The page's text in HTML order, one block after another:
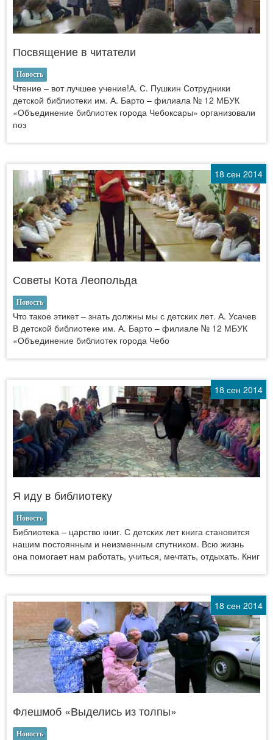
Посвящение в читатели
Новость
Чтение – вот лучшее учение!А. С. Пушкин Сотрудники
детской библиотеки им. А. Барто – филиала № 12 МБУК
«Объединение библиотек города Чебоксары» организовали
поз
18 сен 2014
Советы Кота Леопольда
Новость
Что такое этикет – знать должны мы с детских лет. А. Усачев
В детской библиотеке им. А. Барто – филиале № 12 МБУК
«Объединение библиотек города Чебо
18 сен 2014
Я иду в библиотеку
Новость
Библиотека – царство книг. С детских лет книга становится
нашим постоянным и неизменным спутником. Всю жизнь
она помогает нам работать, учиться, мечтать, отдыхать. Книг
18 сен 2014
Флешмоб «Выделись из толпы»
Новость